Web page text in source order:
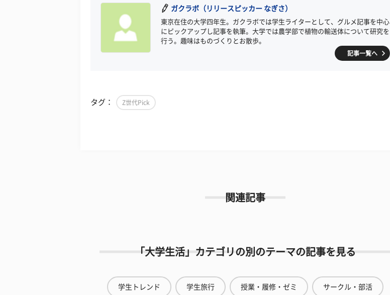
ガクラボ（リリースピッカー なぎさ）
東京在住の大学四年生。ガクラボでは学生ライターとして、グルメ記事を中心
にピックアップし記事を執筆。大学では農学部で植物の輸送体について研究を
行う。趣味はものづくりとお散歩。
記事一覧へ
タグ： Z世代Pick
関連記事
「大学生活」カテゴリの別のテーマの記事を見る
学生トレンド 学生旅行 授業・履修・ゼミ サークル・部活